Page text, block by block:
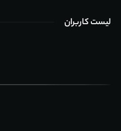
لیست کاربران